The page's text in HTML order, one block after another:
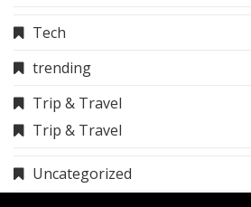
Tech
trending
Trip & Travel
Trip & Travel
Uncategorized